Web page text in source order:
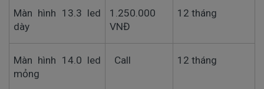
Màn hình 13.3 led
dày
1.250.000
VNĐ
12 tháng
Màn hình 14.0 led
mỏng
Call 12 tháng